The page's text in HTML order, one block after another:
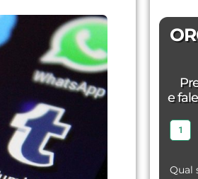
e
1
Qual